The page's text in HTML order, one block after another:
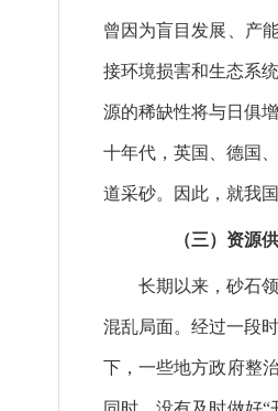
曾因为盲目发展、产
接环境损害和生态系
源的稀缺性将与日俱
十年代，英国、德国
道采砂。因此，就我
（三）资源供
长期以来，砂石领
混乱局面。经过一段
下，一些地方政府整